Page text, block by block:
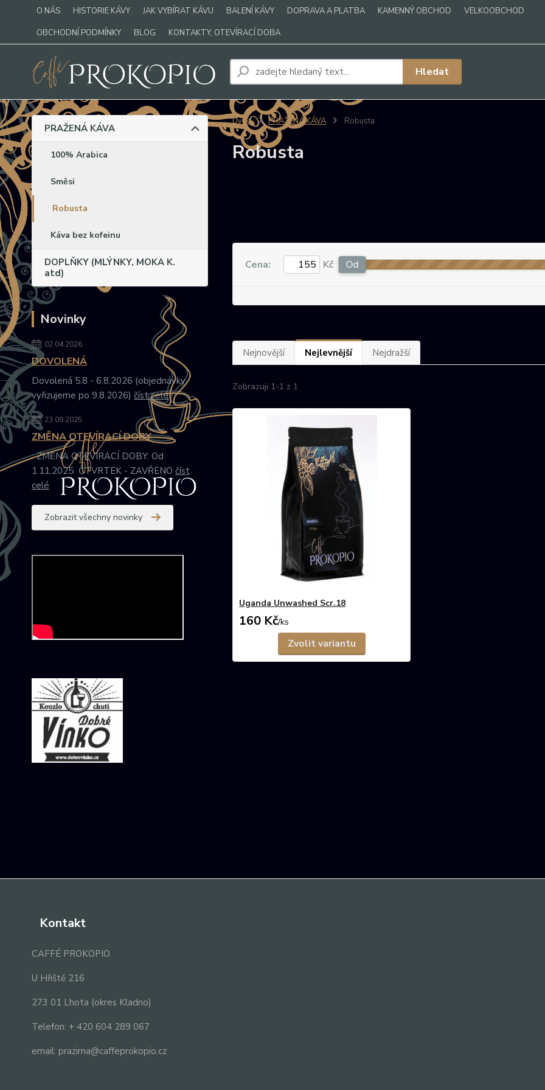
O NÁS HISTORIE KÁVY JAK VYBÍRAT KÁVU BALENÍ KÁVY DOPRAVA A PLATBA KAMENNÝ OBCHOD
VELKOOBCHOD
OBCHODNÍ PODMÍNKY
BLOG KONTAKTY, OTEVÍRACÍ DOBA
Hledat
PRAŽENÁ KÁVA
100% Arabica
Směsi
Robusta
Káva bez kofeinu
DOPLŇKY (MLÝNKY, MOKA K.
atd)
Novinky
02.04.2026
DOVOLENÁ
Dovolená 5.8 - 6.8.2026 (objednávky
vyřizujeme po 9.8.2026) číst celé
23.09.2025
ZMĚNA OTEVÍRACÍ DOBY
ZMĚNA OTEVÍRACÍ DOBY: Od
1.11.2025 ČTVRTEK - ZAVŘENO číst
celé
Zobrazit všechny novinky
Úvod PRAŽENÁ KÁVA Robusta
Robusta
Cena: Kč Od
Nejnovější Nejlevnější Nejdražší
Zobrazuji 1-1 z 1
Uganda Unwashed Scr.18
160 Kč/ks
Zvolit variantu
Kontakt
CAFFÉ PROKOPIO
U Hřiště 216
273 01 Lhota (okres Kladno)
Telefon: + 420 604 289 067
email: prazirna@caffeprokopio.cz